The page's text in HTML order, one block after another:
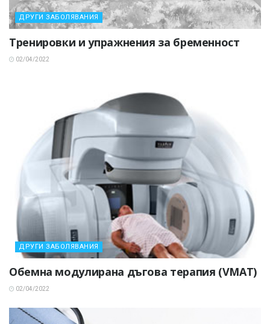
ДРУГИ ЗАБОЛЯВАНИЯ
Тренировки и упражнения за бременност
02/04/2022
ДРУГИ ЗАБОЛЯВАНИЯ
Обемна модулирана дъгова терапия (VMAT)
02/04/2022